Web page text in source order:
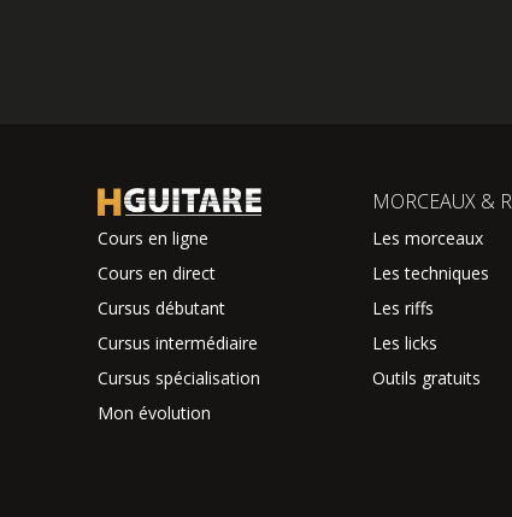
Cours en ligne
Cours en direct
Cursus débutant
Cursus intermédiaire
Cursus spécialisation
Mon évolution
MORCEAUX &
Les morceaux
Les techniques
Les riffs
Les licks
Outils gratuits